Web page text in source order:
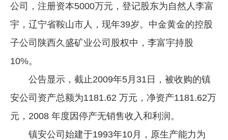
公司，注册资本5000万元，登记股东为自然人李富
宇，辽宁省鞍山市人，现年39岁。中金黄金的控股
子公司陕西久盛矿业公司股权中，李富宇持股
10%。
公告显示，截止2009年5月31日，被收购的镇
安公司资产总额为1181.62 万元，净资产1181.62万
元，2008 年度因停产无销售收入和利润。
镇安公司始建于1993年10月，原生产能力为